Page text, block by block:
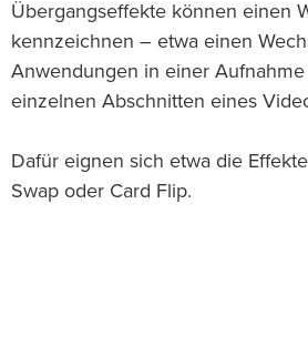
Übergangseffekte können einen
kennzeichnen – etwa einen
Anwendungen in einer
einzelnen Abschnitten eines
Dafür eignen sich etwa die
Swap oder Card Flip.